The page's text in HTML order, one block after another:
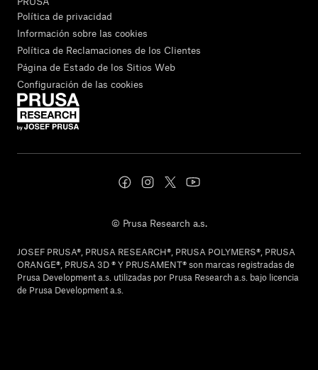
Política de privacidad
Información sobre las cookies
Política de Reclamaciones de los Clientes
Página de Estado de los Sitios Web
Configuración de las cookies
© Prusa Research a.s.
JOSEF PRUSA®, PRUSA RESEARCH®, PRUSA POLYMERS®, PRUSA
ORANGE®, PRUSA 3D ® Y PRUSAMENT® son marcas registradas de
Prusa Development a.s. utilizadas por Prusa Research a.s. bajo licencia
de Prusa Development a.s.